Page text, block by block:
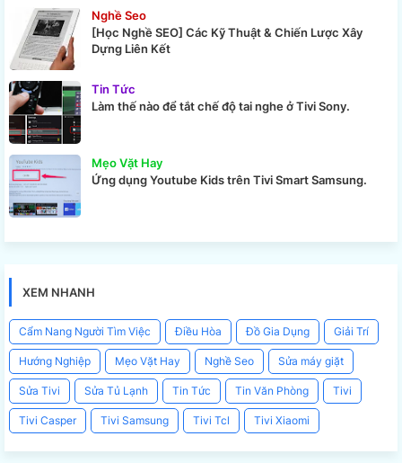
Nghề Seo
[Học Nghề SEO] Các Kỹ Thuật & Chiến Lược Xây
Dựng Liên Kết
Tin Tức
Làm thế nào để tắt chế độ tai nghe ở Tivi Sony.
Mẹo Vặt Hay
Ứng dụng Youtube Kids trên Tivi Smart Samsung.
XEM NHANH
Cẩm Nang Người Tìm Việc Điều Hòa Đồ Gia Dụng Giải Trí
Hướng Nghiệp Mẹo Vặt Hay Nghề Seo Sửa máy giặt
Sửa Tivi Sửa Tủ Lạnh Tin Tức Tin Văn Phòng Tivi
Tivi Casper Tivi Samsung Tivi Tcl Tivi Xiaomi